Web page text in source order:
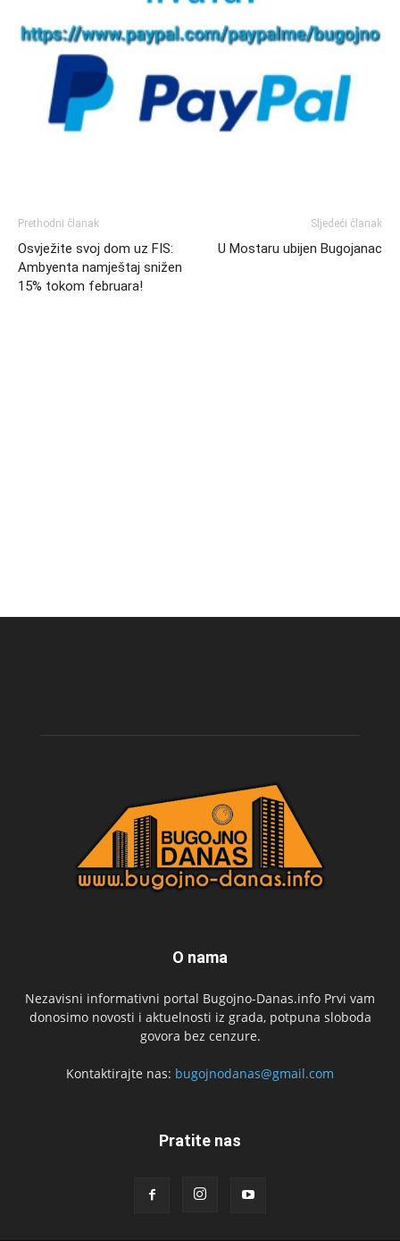
Prethodni članak
Osvježite svoj dom uz FIS:
Ambyenta namještaj snižen
15% tokom februara!
Sljedeći članak
U Mostaru ubijen Bugojanac
O nama
Nezavisni informativni portal Bugojno-Danas.info Prvi vam
donosimo novosti i aktuelnosti iz grada, potpuna sloboda
govora bez cenzure.
Kontaktirajte nas: bugojnodanas@gmail.com
Pratite nas